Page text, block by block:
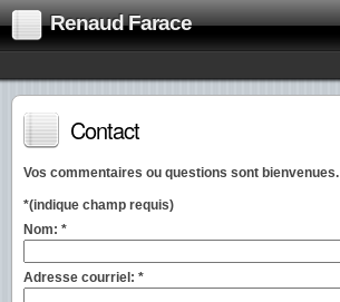
Renaud Farace
Contact
Vos commentaires ou questions sont bienvenues.
*(indique champ requis)
Nom: *
Adresse courriel: *